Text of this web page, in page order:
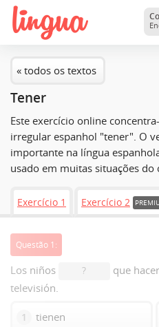
« todos os textos
Tener
Este exercício online
irregular espanhol "tener". O
importante na língua
usado em muitas situações do
Exercício 1 Exercício 2
Questão 1:
Los niños ?
que
televisión.
1 tienen